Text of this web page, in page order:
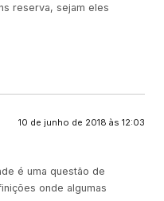
reserva, sejam eles
10 de junho de 2018 às 12:03
é uma questão de
onde algumas